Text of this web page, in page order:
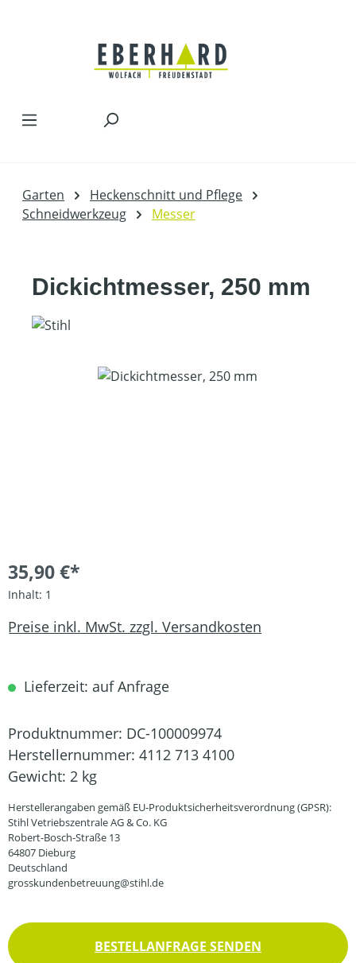
Garten
Heckenschnitt und Pflege
Schneidwerkzeug
Messer
Dickichtmesser, 250 mm
Bildergalerie überspringen
35,90 €*
Inhalt: 1
Preise inkl. MwSt. zzgl. Versandkosten
Lieferzeit: auf Anfrage
Produktnummer: DC-100009974
Herstellernummer: 4112 713 4100
Gewicht: 2 kg
Herstellerangaben gemäß EU-Produktsicherheitsverordnung (GPSR):
Stihl Vetriebszentrale AG & Co. KG
Robert-Bosch-Straße 13
64807 Dieburg
Deutschland
grosskundenbetreuung@stihl.de
BESTELLANFRAGE SENDEN